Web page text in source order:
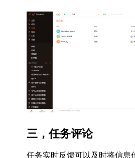
三，任务评论
任务实时反馈可以及时将信息